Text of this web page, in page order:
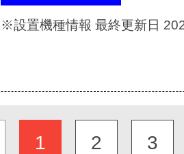
※設置機種情報 最終更新日
1 2 3